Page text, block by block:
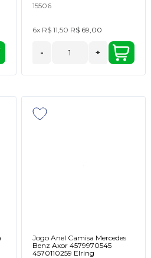
15506
6x R$ 11,50 R$ 69,00
- +
Jogo Anel Camisa Mercedes
Benz Axor 4579970545
4570110259 Elring